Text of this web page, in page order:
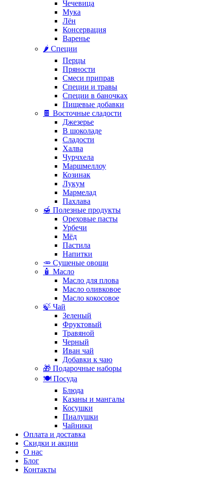
Чечевица
Мука
Лён
Консервация
Варенье
🌶️ Специи
Перцы
Пряности
Смеси приправ
Специи и травы
Специи в баночках
Пищевые добавки
🍫 Восточные сладости
Джезерье
В шоколаде
Сладости
Халва
Чурчхела
Маршмеллоу
Козинак
Лукум
Мармелад
Пахлава
🍯 Полезные продукты
Ореховые пасты
Урбечи
Мёд
Пастила
Напитки
🥕 Сушеные овощи
🧴 Масло
Масло для плова
Масло оливковое
Масло кокосовое
🍃 Чай
Зеленый
Фруктовый
Травяной
Черный
Иван чай
Добавки к чаю
🎁 Подарочные наборы
🍽️ Посуда
Блюда
Казаны и мангалы
Косушки
Пиалушки
Чайники
Оплата и доставка
Скидки и акции
О нас
Блог
Контакты